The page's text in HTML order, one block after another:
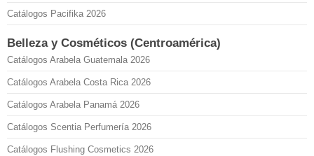
Catálogos Pacifika 2026
Belleza y Cosméticos (Centroamérica)
Catálogos Arabela Guatemala 2026
Catálogos Arabela Costa Rica 2026
Catálogos Arabela Panamá 2026
Catálogos Scentia Perfumería 2026
Catálogos Flushing Cosmetics 2026